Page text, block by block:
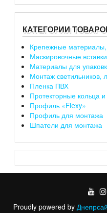
КАТЕГОРИИ
Крепежные материалы,
Маскировочные
Материалы для
Монтаж светильников,
Пленка ПВХ
Протекторные кольца
Профиль «Flexy»
Профиль для монтажа
Шпатели для монтажа
Proudly powered by